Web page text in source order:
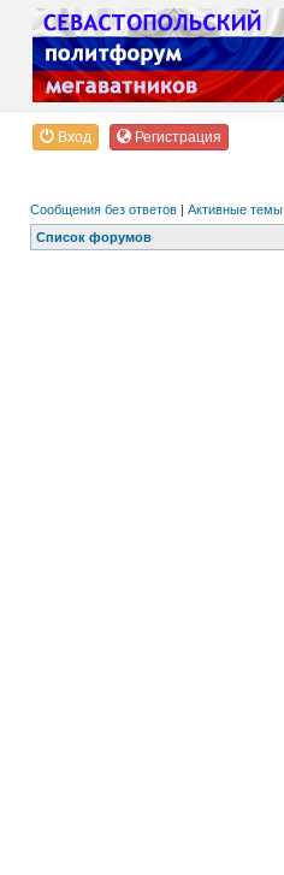
Вход Регистрация
Сообщения без ответов | Активные темы
Список форумов